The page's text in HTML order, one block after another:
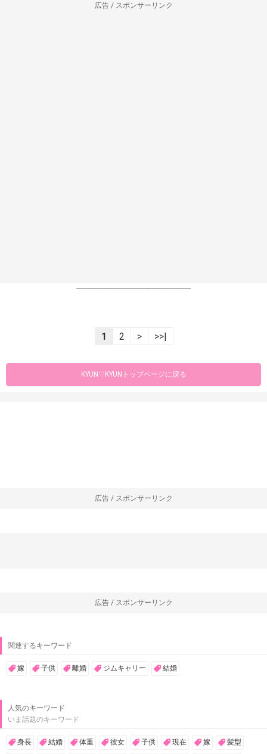
広告 / スポンサーリンク
----------------------------------------------------------------
1 2 > >>|
KYUN♡KYUNトップページに戻る
広告 / スポンサーリンク
広告 / スポンサーリンク
関連するキーワード
嫁 子供 離婚 ジムキャリー 結婚
人気のキーワード
いま話題のキーワード
身長 結婚 体重 彼女 子供 現在 嫁 髪型